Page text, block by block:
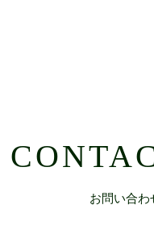
お問い合わ